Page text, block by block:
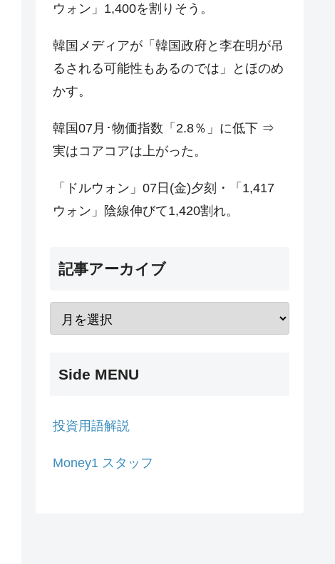
ウォン」1,400を割りそう。
韓国メディアが「韓国政府と李在明が吊
るされる可能性もあるのでは」とほのめ
かす。
韓国07月･物価指数「2.8％」に低下 ⇒
実はコアコアは上がった。
「ドルウォン」07日(金)夕刻・「1,417
ウォン」陰線伸びて1,420割れ。
記事アーカイブ
Side MENU
投資用語解説
Money1 スタッフ